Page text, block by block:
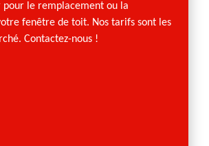
pour le remplacement ou la
fenêtre de toit. Nos tarifs sont les
Contactez-nous !